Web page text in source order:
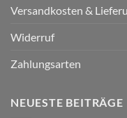
Versandkosten &
Widerruf
Zahlungsarten
NEUESTE BEITRÄGE